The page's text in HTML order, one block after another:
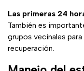
Las primeras 24
También es
grupos vecinales
recuperación.